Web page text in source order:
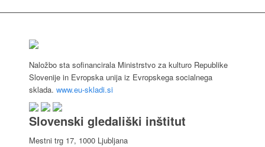
Naložbo sta sofinancirala Ministrstvo za kulturo Republike
Slovenije in Evropska unija iz Evropskega socialnega
sklada. www.eu-skladi.si
Slovenski gledališki inštitut
Mestni trg 17, 1000 Ljubljana